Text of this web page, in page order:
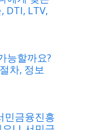
DTI, LTV,
능할까요?
차, 정보
민금융진흥